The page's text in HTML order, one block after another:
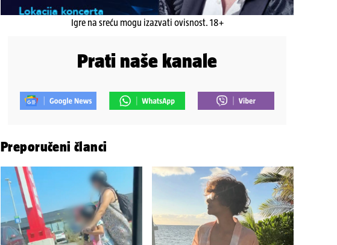
Igre na sreću mogu izazvati ovisnost. 18+
Prati naše kanale
Preporučeni članci